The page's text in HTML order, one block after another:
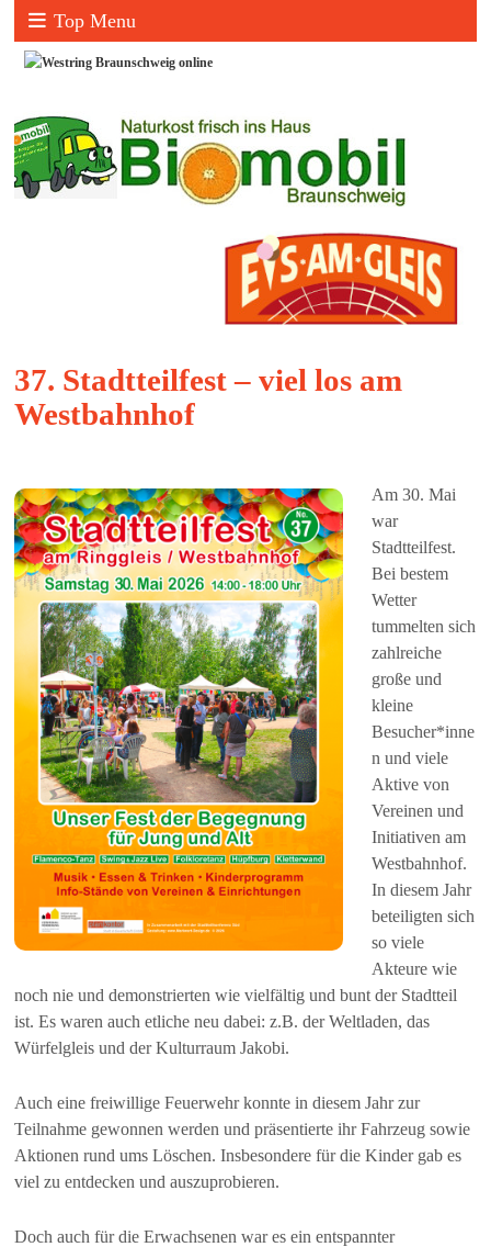
Top Menu
37. Stadtteilfest – viel los am
Westbahnhof
Am 30. Mai
war
Stadtteilfest.
Bei bestem
Wetter
tummelten sich
zahlreiche
große und
kleine
Besucher*inne
n und viele
Aktive von
Vereinen und
Initiativen am
Westbahnhof.
In diesem Jahr
beteiligten sich
so viele
Akteure wie
noch nie und demonstrierten wie vielfältig und bunt der Stadtteil
ist. Es waren auch etliche neu dabei: z.B. der Weltladen, das
Würfelgleis und der Kulturraum Jakobi.
Auch eine freiwillige Feuerwehr konnte in diesem Jahr zur
Teilnahme gewonnen werden und präsentierte ihr Fahrzeug sowie
Aktionen rund ums Löschen. Insbesondere für die Kinder gab es
viel zu entdecken und auszuprobieren.
Doch auch für die Erwachsenen war es ein entspannter